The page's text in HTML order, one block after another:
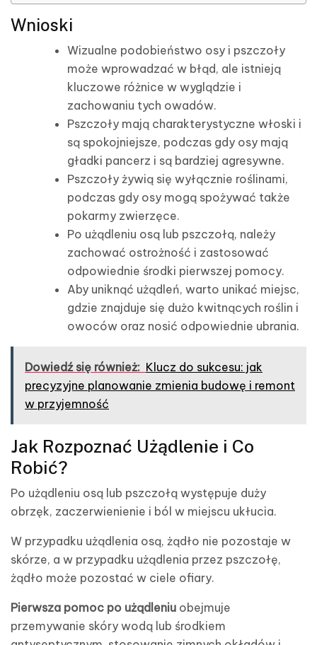
Wnioski
Wizualne podobieństwo osy i pszczoły
może wprowadzać w błąd, ale istnieją
kluczowe różnice w wyglądzie i
zachowaniu tych owadów.
Pszczoły mają charakterystyczne włoski i
są spokojniejsze, podczas gdy osy mają
gładki pancerz i są bardziej agresywne.
Pszczoły żywią się wyłącznie roślinami,
podczas gdy osy mogą spożywać także
pokarmy zwierzęce.
Po użądleniu osą lub pszczołą, należy
zachować ostrożność i zastosować
odpowiednie środki pierwszej pomocy.
Aby uniknąć użądleń, warto unikać miejsc,
gdzie znajduje się dużo kwitnących roślin i
owoców oraz nosić odpowiednie ubrania.
Dowiedź się również: Klucz do sukcesu: jak
precyzyjne planowanie zmienia budowę i remont
w przyjemność
Jak Rozpoznać Użądlenie i Co
Robić?
Po użądleniu osą lub pszczołą występuje duży
obrzęk, zaczerwienienie i ból w miejscu ukłucia.
W przypadku użądlenia osą, żądło nie pozostaje w
skórze, a w przypadku użądlenia przez pszczołę,
żądło może pozostać w ciele ofiary.
Pierwsza pomoc po użądleniu obejmuje
przemywanie skóry wodą lub środkiem